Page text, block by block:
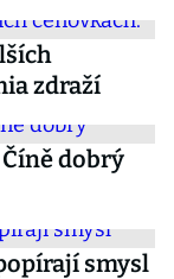
zdraží
dobrý
smysl